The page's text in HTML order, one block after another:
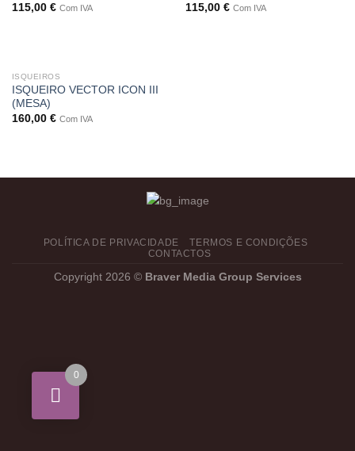
115,00 € Com IVA
115,00 € Com IVA
ISQUEIROS
ISQUEIRO VECTOR ICON III
(MESA)
160,00 € Com IVA
POLÍTICA DE PRIVACIDADE
TERMOS E CONDIÇÕES
CONTACTOS
Copyright 2026 © Braver Media Group Services
0